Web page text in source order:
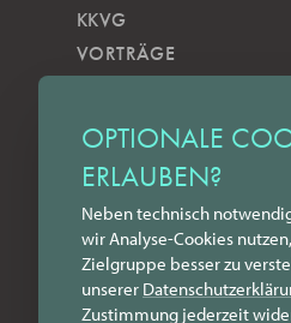
OPTIONALE
ERLAUBEN?
Neben technisch
wir Analyse-Cookies
Zielgruppe besser zu
unserer
Zustimmung jederzeit
KKVG
VORTRÄGE
ZILKENS NEWSBLOG
NEWSLETTER
YOUTUBE
INSTAGRAM
FACEBOOK